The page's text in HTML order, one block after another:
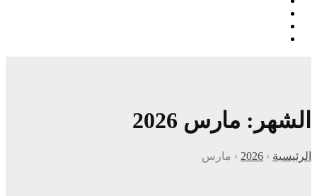
الشهر: مارس 2026
الرئيسية ›
2026
› مارس